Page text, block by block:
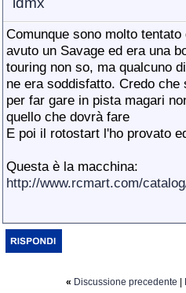
Comunque sono molto
avuto un Savage ed era una
touring non so, ma qualcuno
ne era soddisfatto. Credo
per far gare in pista magari
quello che dovrà fare
E poi il rotostart l'ho provato
Questa è la macchina:
http://www.rcmart.com/
« Discussione precedente